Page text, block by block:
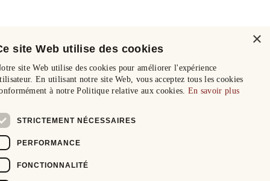
×
site Web utilise des cookies
site Web utilise des cookies pour améliorer l'expérience
En utilisant notre site Web, vous acceptez tous les cookies
à notre Politique relative aux cookies. En savoir plus
STRICTEMENT NÉCESSAIRES
PERFORMANCE
FONCTIONNALITÉ